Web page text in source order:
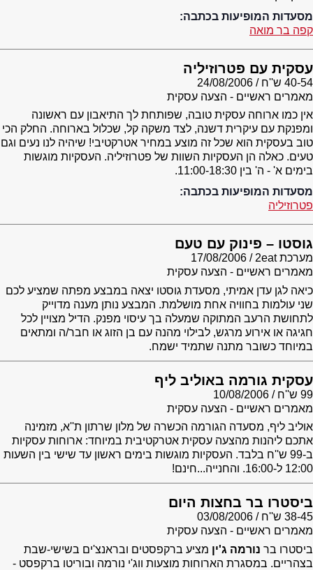
מסעדות המופיעות בכתבה:
קפה בר מואה
עסקית עם פטרוזיליה
40-54 ש''ח
24/08/2006
מאמרים ראשיים - הצעה עסקית
אין כמו ארוחה עסקית טובה, שפותחת לך התיאבון עם ראשונה
ומפנקת עם עיקרית דשנה, לצד משקה קל, שכלול בארוחה. החלק הכי
טוב בעסקית הוא שכל זה מוצע במחיר אטרקטיבי! שיהיה לנו נעים וגם
טעים. כאלה הן העסקיות השוות של פטרוזיליה. העסקיות מוגשות
בימים א' - ה' בין 11:00-18:30.
מסעדות המופיעות בכתבה:
פטרוזיליה
גוסטו – פינוק עם טעם
מערכת 2eat
17/08/2006
מאמרים ראשיים - הצעה עסקית
כיאה לגן עדן אמיתי, מסעדת גוסטו יצאה במבצע מפתה שמציע לכם
שני עולמות בחוויה אחת מושלמת. המבצע נותן מענה מדוייק
לתחושת הרעב המתוקה שמעלה בך עיסוי מפנק. הדיל מצויין לכל
חגיגה או אירוע מרגש, לבילוי מהנה עם בן הזוג או חבר/ה ומתאים
במיוחד כשובר מתנה שתמיד ישמח.
עסקית גורמה באוליב ליף
99 ש''ח
10/08/2006
מאמרים ראשיים - הצעה עסקית
אוליב ליף, מסעדה הגורמה הכשרה של מלון שרתון ת''א, מזמינה
אתכם ליהנות מהצעה עסקית אטרקטיבית במיוחד: ארוחות עסקיות
ב-99 ש''ח בלבד. העסקיות מוגשות בימים ראשון עד שישי בין השעות
12:00 ל-16:00. והחנייה...חינם!
ביסטרו בר בחצות היום
38-45 ש''ח
03/08/2006
מאמרים ראשיים - הצעה עסקית
ביסטרו בר נורמה ג'ין מציע ברקפסטים ובראנצ'ים בשישי-שבת
בצהריים. במסגרת הארוחות מוצעות ווג'י נורמה ובוריטו ברקפסט -